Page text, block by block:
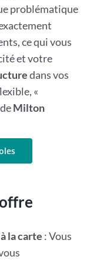
problématique
ce qui vous
et votre
dans vos
«
Milton
la carte : Vous